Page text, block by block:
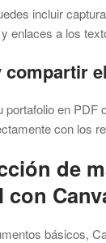
incluir
enlaces a los
compartir
portafolio en PDF
con los
de
con
básicos,